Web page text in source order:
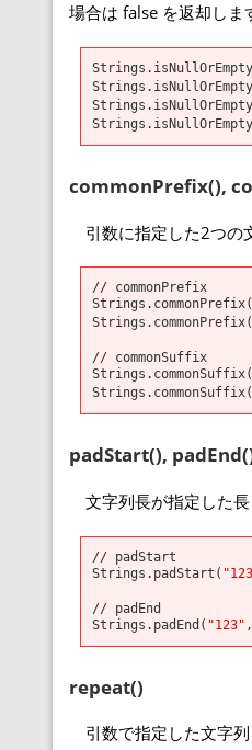
場合は false を返却しま
commonPrefix(),
引数に指定した2つの
// commonPrefix
Strings.commonPrefix(
Strings.commonPrefix(
// commonSuffix
Strings.commonSuffix(
Strings.commonSuffix(
padStart(),
文字列長が指定した長
// padStart
Strings.padStart(
// padEnd
Strings.padEnd( "123" ,
repeat()
引数で指定した文字列